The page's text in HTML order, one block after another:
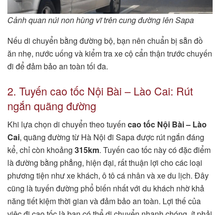
Cảnh quan núi non hùng vĩ trên cung đường lên Sapa
Nếu di chuyển bằng đường bộ, bạn nên chuẩn bị sẵn đồ
ăn nhẹ, nước uống và kiểm tra xe cộ cẩn thận trước chuyến
đi để đảm bảo an toàn tối đa.
2. Tuyến cao tốc Nội Bài – Lào Cai: Rút
ngắn quãng đường
Khi lựa chọn di chuyển theo tuyến cao tốc Nội Bài – Lào
Cai, quãng đường từ Hà Nội đi Sapa được rút ngắn đáng
kể, chỉ còn khoảng 315km. Tuyến cao tốc này có đặc điểm
là đường bằng phẳng, hiện đại, rất thuận lợi cho các loại
phương tiện như xe khách, ô tô cá nhân và xe du lịch. Đây
cũng là tuyến đường phổ biến nhất với du khách nhờ khả
năng tiết kiệm thời gian và đảm bảo an toàn. Lợi thế của